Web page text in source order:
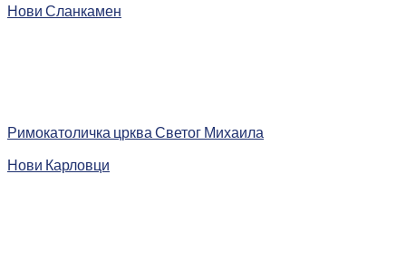
Нови Сланкамен
Римокатоличка црква Светог Михаила
Нови Карловци